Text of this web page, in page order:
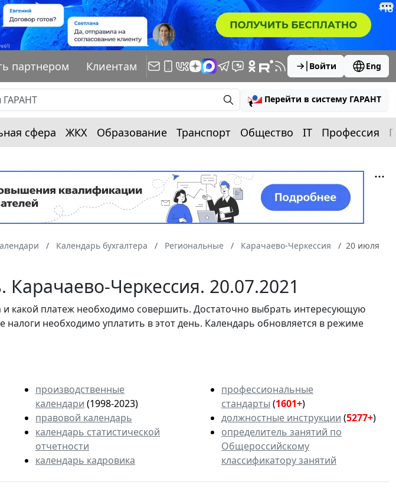
партнером Клиентам Войти Eng
Перейти в систему ГАРАНТ
сфера ЖКХ Образование Транспорт Общество IT Профессия
Календарь бухгалтера Региональные Карачаево-Черкессия
20 июля
Черкессия. 20.07.2021
и какой платеж необходимо совершить. Достаточно выбрать интересующую
налоги необходимо уплатить в этот день. Календарь обновляется в режиме
производственные
календари (1998-2023)
правовой календарь
календарь статистической
отчетности
календарь кадровика
профессиональные
стандарты (1601+)
должностные инструкции (5277+)
определитель занятий по
Общероссийскому
классификатору занятий